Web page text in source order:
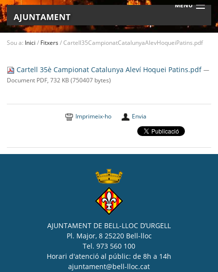
MENU
AJUNTAMENT
BELL-LLOC SOLUCIONA
Sou a: Inici / Fitxers/Cartell35CampionatCatalunyaAlevHoqueiPatins.pdf
Cartell 35è Campionat Catalunya Aleví Hoquei Patins.pdf—
Document PDF, 732 KB (750407 bytes)
Imprimeix-ho Envia
AJUNTAMENT DE BELL-LLOC D’URGELL
Pl. Major, 8 25220 Bell-lloc
Tel. 973 560 100
Horari d'atenció al públic: de 8h a 14h
ajuntament@bell-lloc.cat